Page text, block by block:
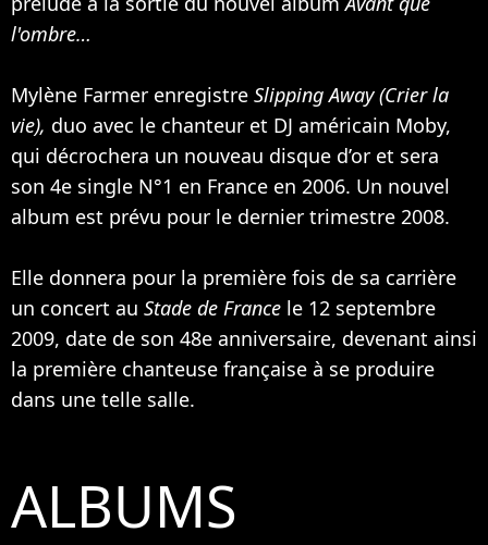
l'ombre…
Mylène Farmer enregistre Slipping Away (Crier la
vie), duo avec le chanteur et DJ américain Moby,
qui décrochera un nouveau disque d’or et sera
son 4e single N°1 en France en 2006. Un nouvel
album est prévu pour le dernier trimestre 2008.
Elle donnera pour la première fois de sa carrière
un concert au Stade de France le 12 septembre
2009, date de son 48e anniversaire, devenant ainsi
la première chanteuse française à se produire
dans une telle salle.
ALBUMS